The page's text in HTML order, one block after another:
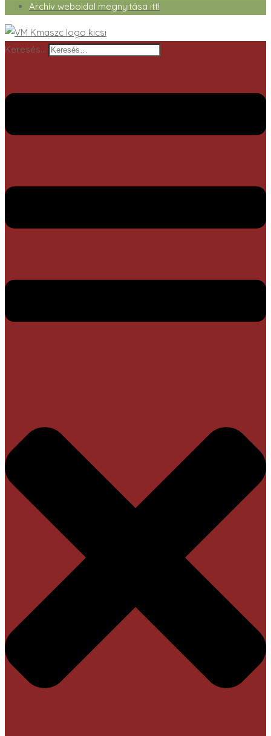
Archív weboldal megnyitása itt!
Keresés…